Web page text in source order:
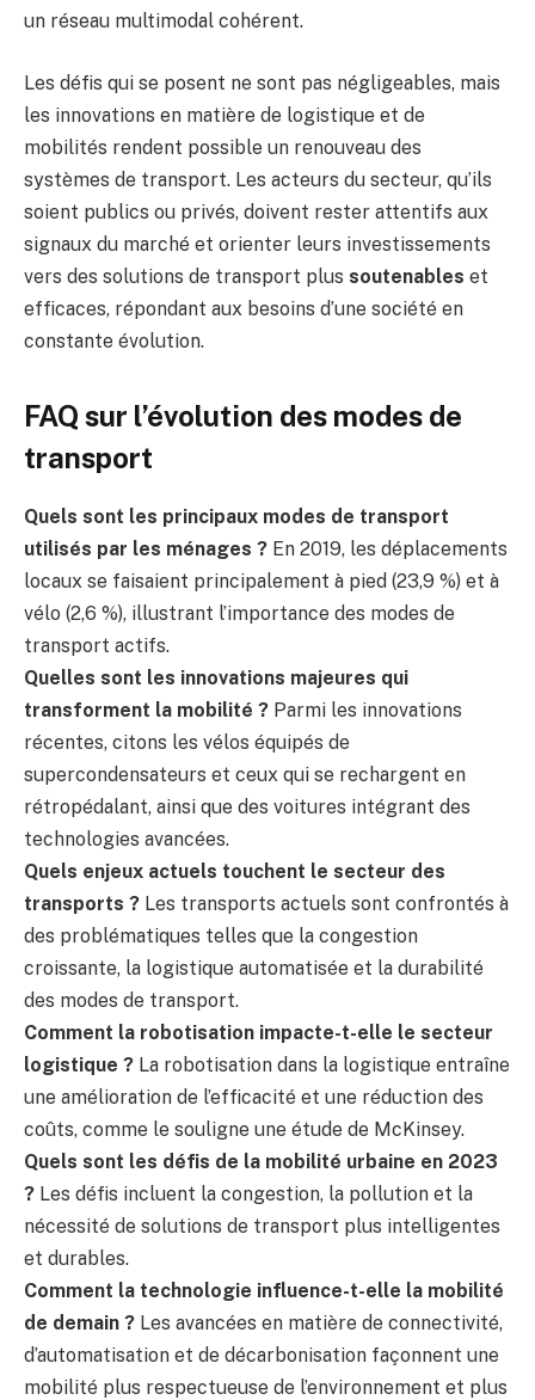
un réseau multimodal cohérent.
Les défis qui se posent ne sont pas négligeables, mais
les innovations en matière de logistique et de
mobilités rendent possible un renouveau des
systèmes de transport. Les acteurs du secteur, qu’ils
soient publics ou privés, doivent rester attentifs aux
signaux du marché et orienter leurs investissements
vers des solutions de transport plus soutenables et
efficaces, répondant aux besoins d’une société en
constante évolution.
FAQ sur l’évolution des modes de
transport
Quels sont les principaux modes de transport
utilisés par les ménages ? En 2019, les déplacements
locaux se faisaient principalement à pied (23,9 %) et à
vélo (2,6 %), illustrant l’importance des modes de
transport actifs.
Quelles sont les innovations majeures qui
transforment la mobilité ? Parmi les innovations
récentes, citons les vélos équipés de
supercondensateurs et ceux qui se rechargent en
rétropédalant, ainsi que des voitures intégrant des
technologies avancées.
Quels enjeux actuels touchent le secteur des
transports ? Les transports actuels sont confrontés à
des problématiques telles que la congestion
croissante, la logistique automatisée et la durabilité
des modes de transport.
Comment la robotisation impacte-t-elle le secteur
logistique ? La robotisation dans la logistique entraîne
une amélioration de l’efficacité et une réduction des
coûts, comme le souligne une étude de McKinsey.
Quels sont les défis de la mobilité urbaine en 2023
? Les défis incluent la congestion, la pollution et la
nécessité de solutions de transport plus intelligentes
et durables.
Comment la technologie influence-t-elle la mobilité
de demain ? Les avancées en matière de connectivité,
d’automatisation et de décarbonisation façonnent une
mobilité plus respectueuse de l’environnement et plus